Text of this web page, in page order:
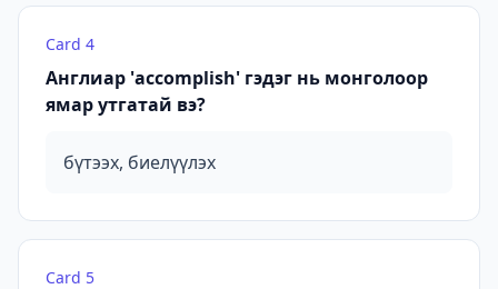
Card 4
Англиар 'accomplish' гэдэг нь монголоор
ямар утгатай вэ?
бүтээх, биелүүлэх
Card 5